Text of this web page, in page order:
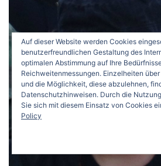
Auf dieser Website werden Cookies
benutzerfreundlichen Gestaltung des
optimalen Abstimmung auf Ihre
Reichweitenmessungen. Einzelheiten
und die Möglichkeit, diese abzulehnen,
Datenschutzhinweisen. Durch die
Sie sich mit diesem Einsatz von Cookies
Policy